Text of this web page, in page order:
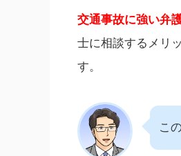
交通事故に強い弁
士に相談するメリ
す。
こ